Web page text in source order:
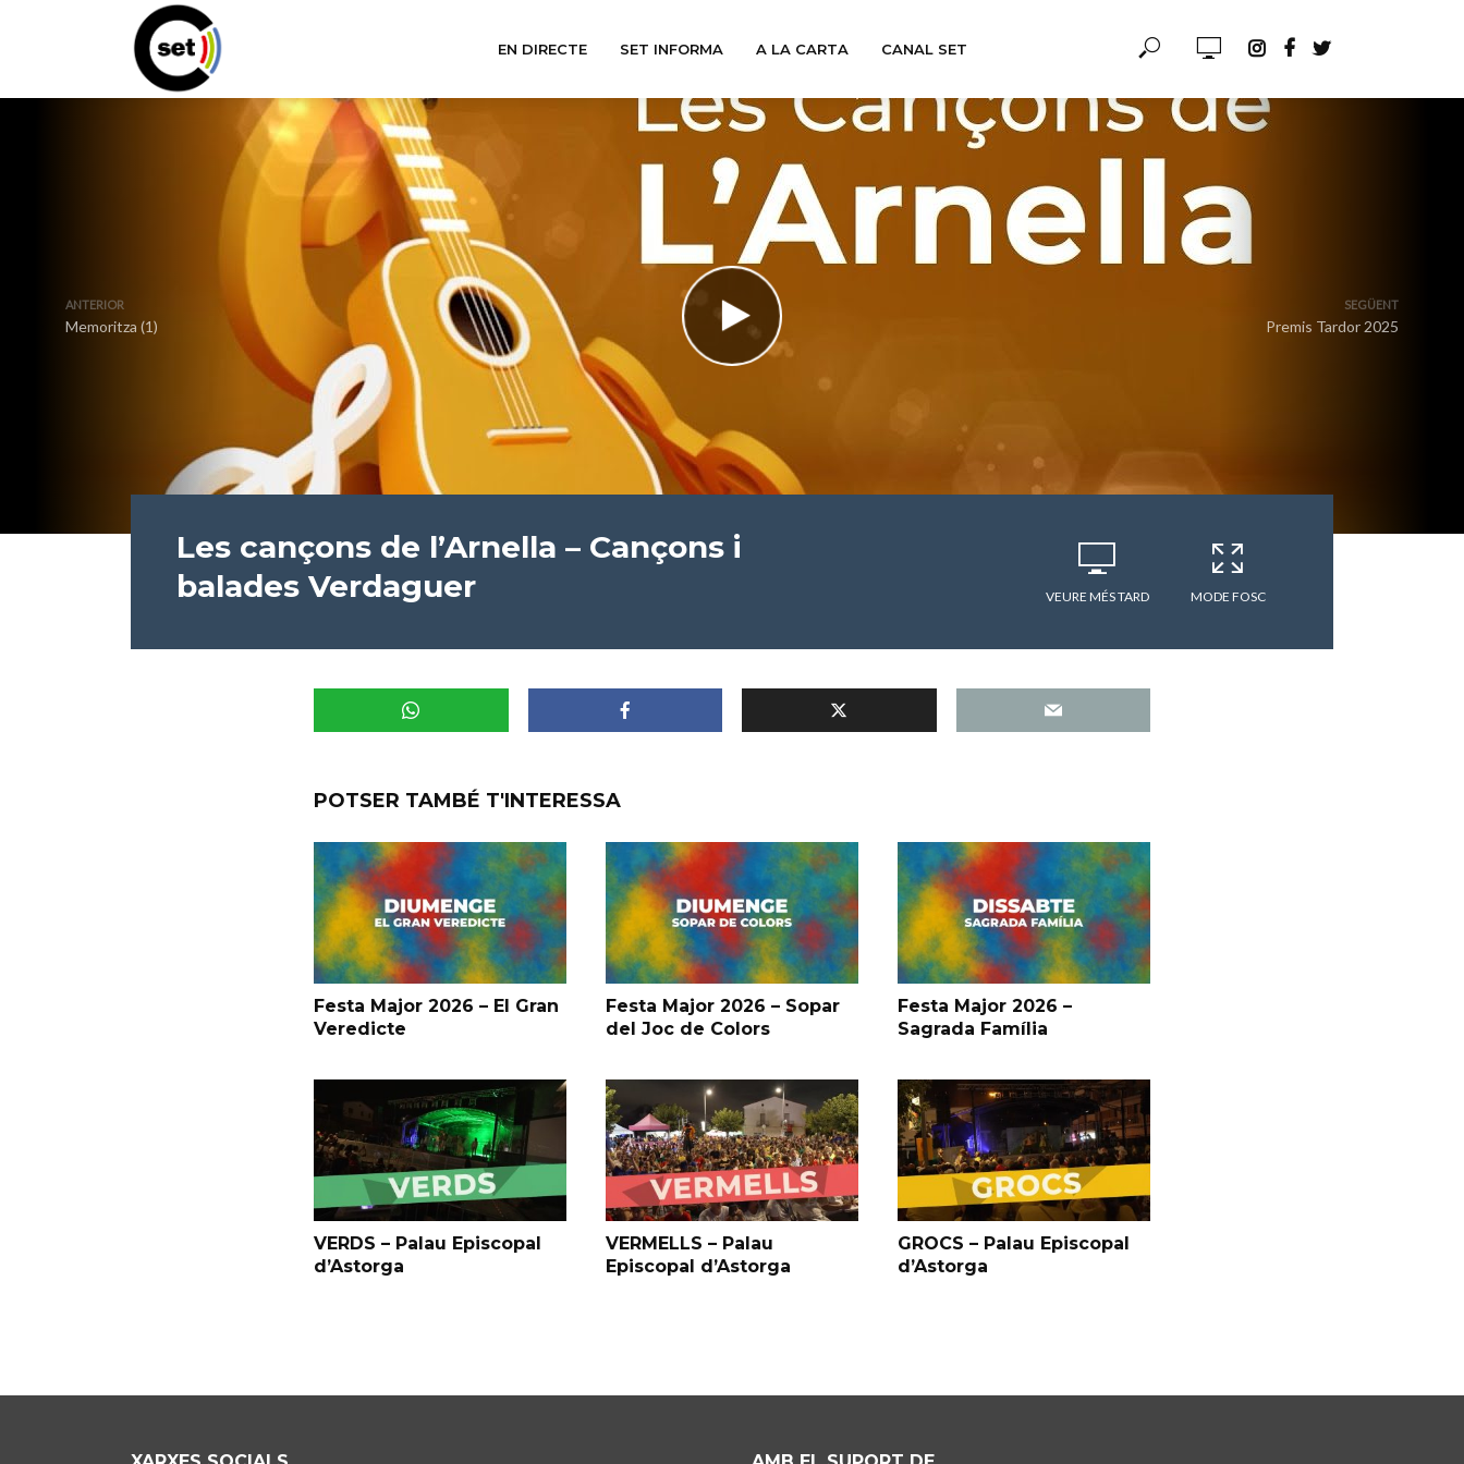
EN DIRECTE SET INFORMA A LA CARTA CANAL SET
ANTERIOR
Memoritza (1)
SEGÜENT
Premis Tardor 2025
Les cançons de l’Arnella – Cançons i
balades Verdaguer
VEURE MÉS TARD MODE FOSC
POTSER TAMBÉ T'INTERESSA
Festa Major 2026 – El Gran
Veredicte
Festa Major 2026 – Sopar
del Joc de Colors
Festa Major 2026 –
Sagrada Família
VERDS – Palau Episcopal
d’Astorga
VERMELLS – Palau
Episcopal d’Astorga
GROCS – Palau Episcopal
d’Astorga